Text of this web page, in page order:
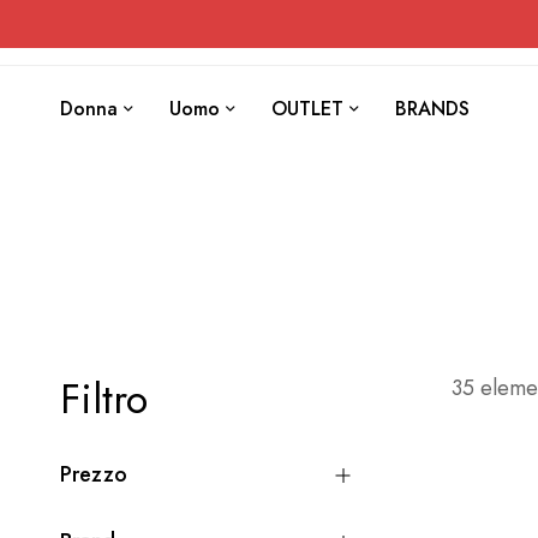
Donna Uomo OUTLET BRANDS
35
Filtro
Prezzo